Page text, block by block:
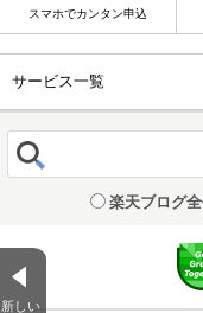
新しい
スマホでカンタン申込
サービス一覧
楽天ブログ